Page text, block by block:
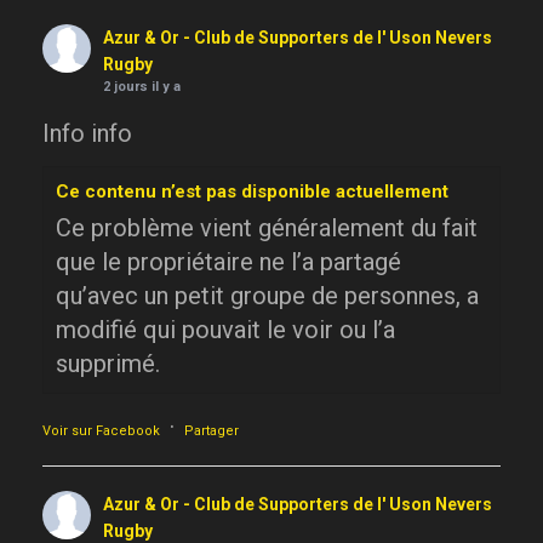
Azur & Or - Club de Supporters de l' Uson Nevers
Rugby
2 jours il y a
Info info
Ce contenu n’est pas disponible actuellement
Ce problème vient généralement du fait
que le propriétaire ne l’a partagé
qu’avec un petit groupe de personnes, a
modifié qui pouvait le voir ou l’a
supprimé.
Voir sur Facebook · Partager
Azur & Or - Club de Supporters de l' Uson Nevers
Rugby